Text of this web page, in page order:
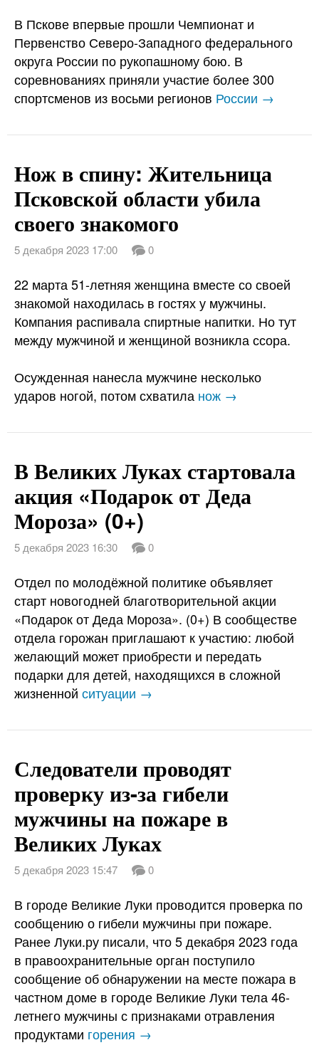
В Пскове впервые прошли Чемпионат и
Первенство Северо-Западного федерального
округа России по рукопашному бою. В
соревнованиях приняли участие более 300
спортсменов из восьми регионов России →
Нож в спину: Жительница
Псковской области убила
своего знакомого
5 декабря 2023 17:00 0
22 марта 51-летняя женщина вместе со своей
знакомой находилась в гостях у мужчины.
Компания распивала спиртные напитки. Но тут
между мужчиной и женщиной возникла ссора.
Осужденная нанесла мужчине несколько
ударов ногой, потом схватила нож →
В Великих Луках стартовала
акция «Подарок от Деда
Мороза» (0+)
5 декабря 2023 16:30 0
Отдел по молодёжной политике объявляет
старт новогодней благотворительной акции
«Подарок от Деда Мороза». (0+) В сообществе
отдела горожан приглашают к участию: любой
желающий может приобрести и передать
подарки для детей, находящихся в сложной
жизненной ситуации →
Следователи проводят
проверку из-за гибели
мужчины на пожаре в
Великих Луках
5 декабря 2023 15:47 0
В городе Великие Луки проводится проверка по
сообщению о гибели мужчины при пожаре.
Ранее Луки.ру писали, что 5 декабря 2023 года
в правоохранительные орган поступило
сообщение об обнаружении на месте пожара в
частном доме в городе Великие Луки тела 46-
летнего мужчины с признаками отравления
продуктами горения →